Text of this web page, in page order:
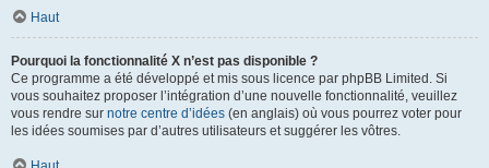
Haut
Pourquoi la fonctionnalité X n’est pas disponible ?
Ce programme a été développé et mis sous licence par phpBB Limited. Si
vous souhaitez proposer l’intégration d’une nouvelle fonctionnalité, veuillez
vous rendre sur notre centre d’idées (en anglais) où vous pourrez voter pour
les idées soumises par d’autres utilisateurs et suggérer les vôtres.